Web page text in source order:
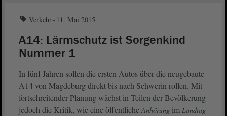
Verkehr 11. Mai 2015
A14: Lärmschutz ist Sorgenkind
Nummer 1
In fünf Jahren sollen die ersten Autos über die neugebaute
A14 von Magdeburg direkt bis nach Schwerin rollen. Mit
fortschreitender Planung wächst in Teilen der Bevölkerung
jedoch die Kritik, wie eine öffentlicheAnhörung im Landtag